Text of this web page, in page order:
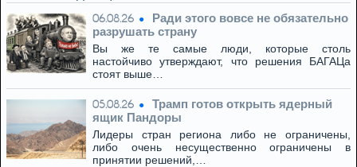
06.08.26
Ради этого вовсе не обязательно
разрушать страну
Вы же те самые люди, которые столь
настойчиво утверждают, что решения БАГАЦа
стоят выше…
05.08.26
Трамп готов открыть ядерный
ящик Пандоры
Лидеры стран региона либо не ограничены,
либо очень несущественно ограничены в
принятии решений,…